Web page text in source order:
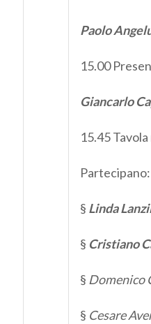
Paolo
15.00
Giancarlo
15.45
Partecipano:
§ Linda
§ Cristiano
§ Domenico
§ Cesare